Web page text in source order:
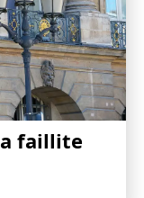
faillite